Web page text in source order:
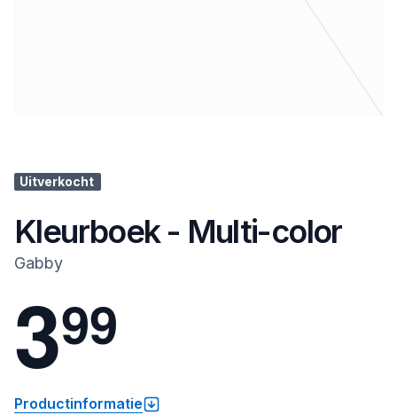
Uitverkocht
Kleurboek - Multi-color
Gabby
399
Productinformatie